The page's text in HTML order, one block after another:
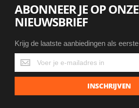
ABONNEER JE OP ONZE
NIEUWSBRIEF
Krijg de laatste aanbiedingen als eerste
Krijg
de
laatste
INSCHRIJVEN